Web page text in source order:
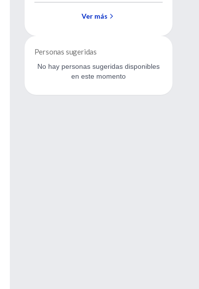
Ver más
Personas sugeridas
No hay personas sugeridas disponibles
en este momento